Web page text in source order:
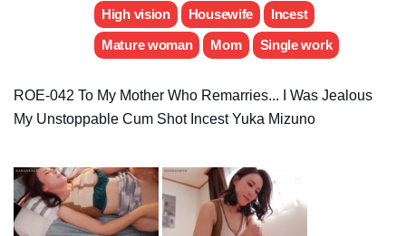
High vision
Housewife
Incest
Mature woman
Mom Single work
ROE-042 To My Mother Who Remarries... I Was Jealous
My Unstoppable Cum Shot Incest Yuka Mizuno